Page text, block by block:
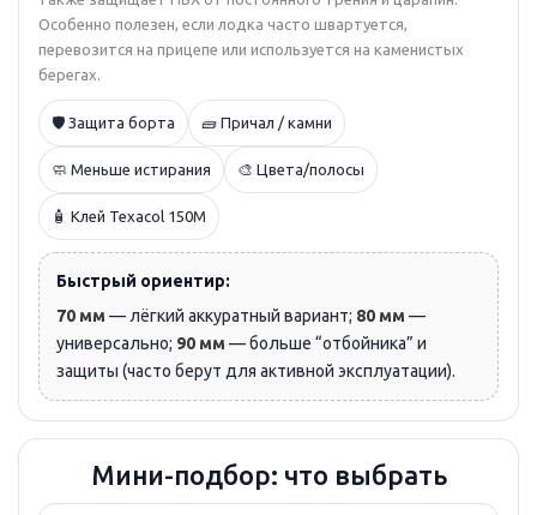
Особенно полезен, если лодка часто швартуется,
перевозится на прицепе или используется на каменистых
берегах.
🛡️ Защита борта 🧱 Причал / камни
🧼 Меньше истирания 🎨 Цвета/полосы
🧴 Клей Texacol 150M
Быстрый ориентир:
70 мм — лёгкий аккуратный вариант; 80 мм —
универсально; 90 мм — больше “отбойника” и
защиты (часто берут для активной эксплуатации).
Мини-подбор: что выбрать